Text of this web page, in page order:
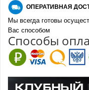
ОПЕРАТИВНАЯ
Мы всегда готовы
Вас способом
Способы